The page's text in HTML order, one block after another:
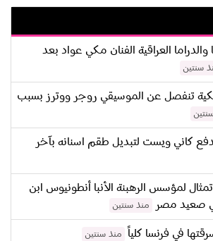
العراقية الفنان مكي عواد بعد
سنتين
تنفصل عن الموسيقي روجر ووترز بسبب
كاني ويست لتبديل طقم اسنانه بآخر
لمؤسس الرهبنة الأنبا أنطونيوس ابن
صعيد مصر
منذ سنتين
في فرنسا كلياً منذ سنتين